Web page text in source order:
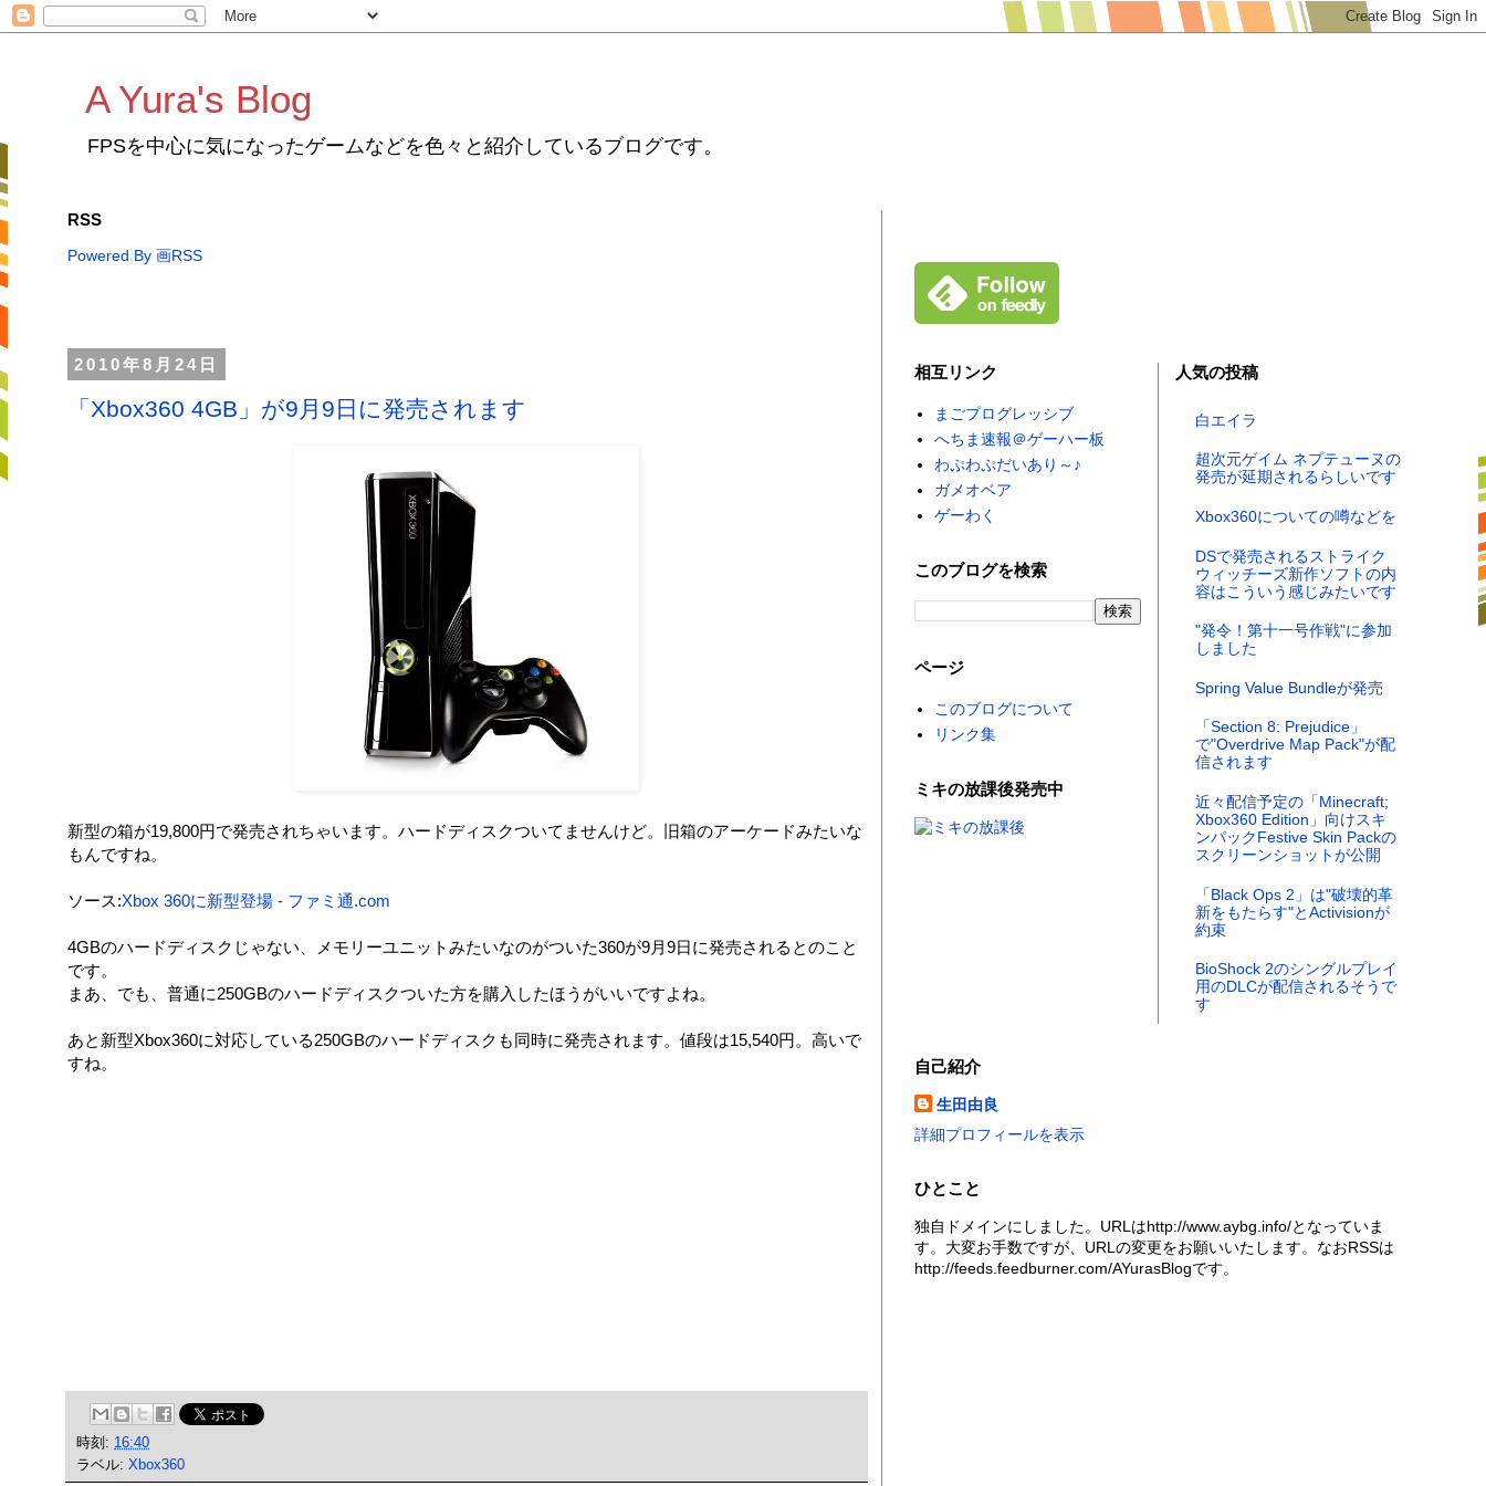
A Yura's Blog
FPSを中心に気になったゲームなどを色々と紹介しているブログです。
RSS
Powered By 画RSS
2010年8月24日
「Xbox360 4GB」が9月9日に発売されます
新型の箱が19,800円で発売されちゃいます。ハードディスクついてませんけど。旧箱のアーケードみたいな
もんですね。
ソース:Xbox 360に新型登場 - ファミ通.com
4GBのハードディスクじゃない、メモリーユニットみたいなのがついた360が9月9日に発売されるとのこと
です。
まあ、でも、普通に250GBのハードディスクついた方を購入したほうがいいですよね。
あと新型Xbox360に対応している250GBのハードディスクも同時に発売されます。値段は15,540円。高いで
すね。
時刻: 16:40
ラベル: Xbox360
相互リンク
まごプログレッシブ
へちま速報＠ゲーハー板
わぷわぷだいあり～♪
ガメオベア
ゲーわく
このブログを検索
ページ
このブログについて
リンク集
ミキの放課後発売中
人気の投稿
白エイラ
超次元ゲイム ネプテューヌの
発売が延期されるらしいです
Xbox360についての噂などを
DSで発売されるストライク
ウィッチーズ新作ソフトの内
容はこういう感じみたいです
"発令！第十一号作戦"に参加
しました
Spring Value Bundleが発売
「Section 8: Prejudice」
で"Overdrive Map Pack"が配
信されます
近々配信予定の「Minecraft;
Xbox360 Edition」向けスキ
ンパックFestive Skin Packの
スクリーンショットが公開
「Black Ops 2」は"破壊的革
新をもたらす"とActivisionが
約束
BioShock 2のシングルプレイ
用のDLCが配信されるそうで
す
自己紹介
生田由良
詳細プロフィールを表示
ひとこと
独自ドメインにしました。URLはhttp://www.aybg.info/となっていま
す。大変お手数ですが、URLの変更をお願いいたします。なおRSSは
http://feeds.feedburner.com/AYurasBlogです。